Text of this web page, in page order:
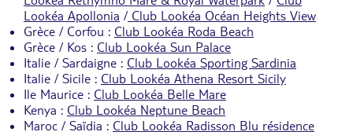
Lookéa Apollonia / Club Lookéa Océan Heights View
Grèce / Corfou : Club Lookéa Roda Beach
Grèce / Kos : Club Lookéa Sun Palace
Italie / Sardaigne : Club Lookéa Sporting Sardinia
Italie / Sicile : Club Lookéa Athena Resort Sicily
Ile Maurice : Club Lookéa Belle Mare
Kenya : Club Lookéa Neptune Beach
Maroc / Saïdia : Club Lookéa Radisson Blu résidence